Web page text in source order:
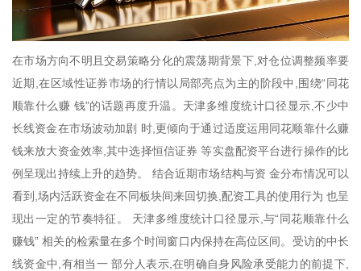
在市场方向不明且交易策略分化的震荡期背景下,对仓位调整频率要
近期,在区域性证券市场的行情以局部亮点为主的阶段中,围绕“同花
顺靠什么赚 钱”的话题再度升温。天津多维度统计口径显示,不少中
长线资金在市场波动加剧 时,更倾向于通过适度运用同花顺靠什么赚
钱来放大资金效率,其中选择恒信证券 等实盘配资平台进行操作的比
例呈现出持续上升的趋势。 结合近期市场结构与资 金分布情况可以
看到,场内活跃资金在不同板块间来回切换,配资工具的使用行为 也呈
现出一定的节奏特征。 天津多维度统计口径显示,与“同花顺靠什么
赚钱” 相关的检索量在多个时间窗口内保持在高位区间。受访的中长
线资金中,有相当一 部分人表示,在明确自身风险承受能力的前提下,